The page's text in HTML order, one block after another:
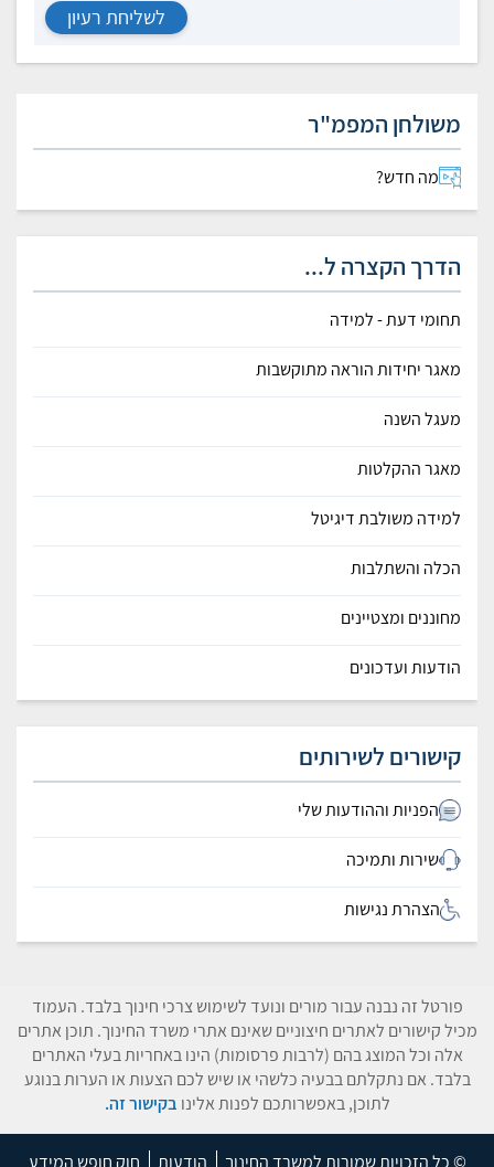
לשליחת רעיון
משולחן המפמ"ר
מה חדש?
הדרך הקצרה ל...
תחומי דעת - למידה
מאגר יחידות הוראה מתוקשבות
מעגל השנה
מאגר ההקלטות
למידה משולבת דיגיטל
הכלה והשתלבות
מחוננים ומצטיינים
הודעות ועדכונים
קישורים לשירותים
הפניות וההודעות שלי
שירות ותמיכה
הצהרת נגישות
פורטל זה נבנה עבור מורים ונועד לשימוש צרכי חינוך בלבד. העמוד
מכיל קישורים לאתרים חיצוניים שאינם אתרי משרד החינוך. תוכן אתרים
אלה וכל המוצג בהם (לרבות פרסומות) הינו באחריות בעלי האתרים
בלבד. אם נתקלתם בבעיה כלשהי או שיש לכם הצעות או הערות בנוגע
לתוכן, באפשרותכם לפנות אלינו בקישור זה.
© כל הזכויות שמורות למשרד החינוך הודעות חוק חופש המידע